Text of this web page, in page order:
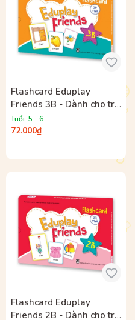
Flashcard Eduplay
Friends 3B - Dành cho trẻ
mẫu giáo
Tuổi: 5 - 6
72.000₫
Flashcard Eduplay
Friends 2B - Dành cho trẻ